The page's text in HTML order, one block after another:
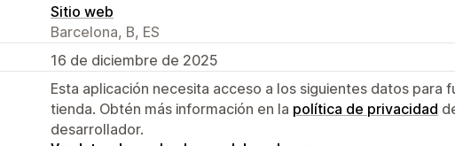
Sitio web
Barcelona, B, ES
16 de diciembre de 2025
Esta aplicación necesita acceso a los siguientes datos para
tienda. Obtén más información en la política de privacidad
desarrollador.